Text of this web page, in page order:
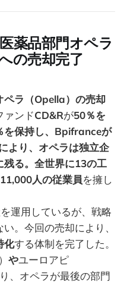
薬品部門オペラ
の売却完了
ペラ（Opella）の売却
ァンドCD&Rが50％を
を保持し、Bpifranceが
より、オペラは独立企
残る。全世界に13の工
11,000人の従業員を擁し
運用しているが、戦略
。今回の売却により、
化する体制を完了した。
やユーロアピ
、オペラが最後の部門